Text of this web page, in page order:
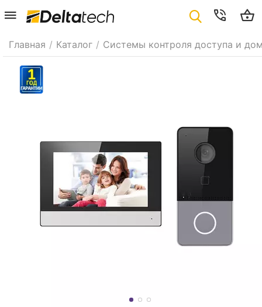
Главная / Каталог / Системы контроля доступа и